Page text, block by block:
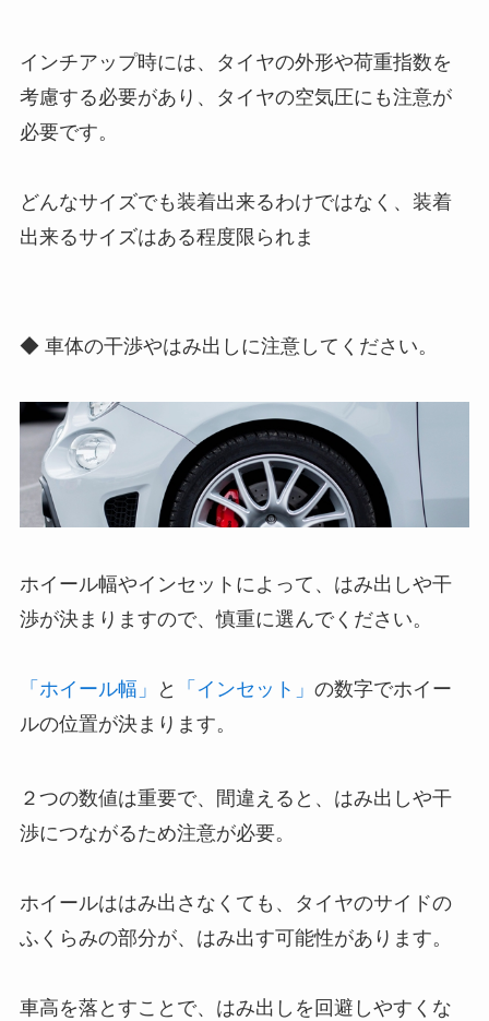
インチアップ時には、タイヤの外形や荷重指数を
考慮する必要があり、タイヤの空気圧にも注意が
必要です。
どんなサイズでも装着出来るわけではなく、装着
出来るサイズはある程度限られま
◆ 車体の干渉やはみ出しに注意してください。
ホイール幅やインセットによって、はみ出しや干
渉が決まりますので、慎重に選んでください。
「ホイール幅」 と 「インセット」 の数字でホイー
ルの位置が決まります。
２つの数値は重要で、間違えると、はみ出しや干
渉につながるため注意が必要。
ホイールははみ出さなくても、タイヤのサイドの
ふくらみの部分が、はみ出す可能性があります。
車高を落とすことで、はみ出しを回避しやすくな